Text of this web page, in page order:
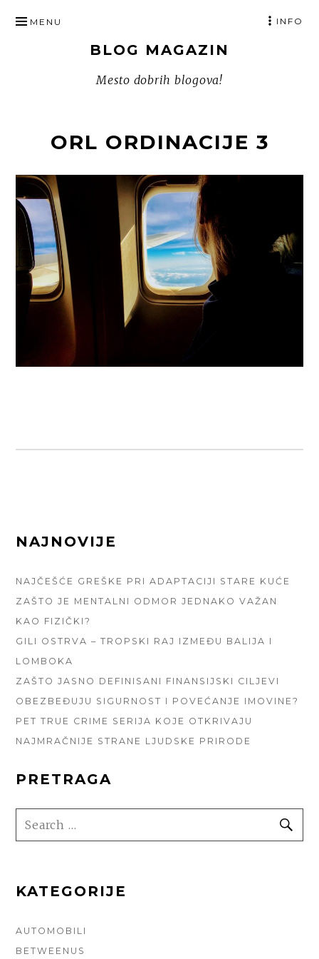
TO
BLOG MAGAZIN
Mesto dobrih blogova!
MENU INFO
ORL ORDINACIJE 3
FOOTER
NAJNOVIJE
NAJČEŠĆE GREŠKE PRI ADAPTACIJI STARE KUĆE
ZAŠTO JE MENTALNI ODMOR JEDNAKO VAŽAN
KAO FIZIČKI?
GILI OSTRVA – TROPSKI RAJ IZMEĐU BALIJA I
LOMBOKA
ZAŠTO JASNO DEFINISANI FINANSIJSKI CILJEVI
OBEZBEĐUJU SIGURNOST I POVEĆANJE IMOVINE?
PET TRUE CRIME SERIJA KOJE OTKRIVAJU
NAJMRAČNIJE STRANE LJUDSKE PRIRODE
PRETRAGA
SEARCH
FOR:
KATEGORIJE
AUTOMOBILI
BETWEENUS